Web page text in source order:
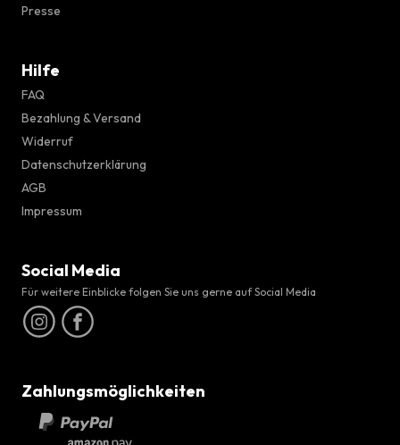
Presse
Hilfe
FAQ
Bezahlung & Versand
Widerruf
Datenschutzerklärung
AGB
Impressum
Social Media
Für weitere Einblicke folgen Sie uns gerne auf Social Media
Zahlungsmöglichkeiten